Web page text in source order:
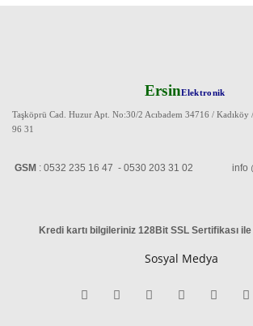
ErsinElektronik
Taşköprü Cad. Huzur Apt. No:30/2 Acıbadem 34716 / Kadıköy
96 31
GSM : 0532 235 16 47 - 0530 203 31 02 info @
Kredi kartı bilgileriniz 128Bit SSL Sertifikası
Sosyal Medya